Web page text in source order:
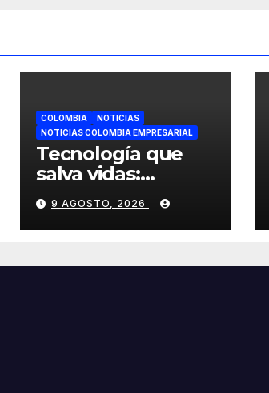
COLOMBIA
NOTICIAS
NOTICIAS COLOMBIA EMPRESARIAL
Tecnología que
salva vidas:
innovaciones en
seguridad laboral
se toman ESS+
9 AGOSTO, 2026